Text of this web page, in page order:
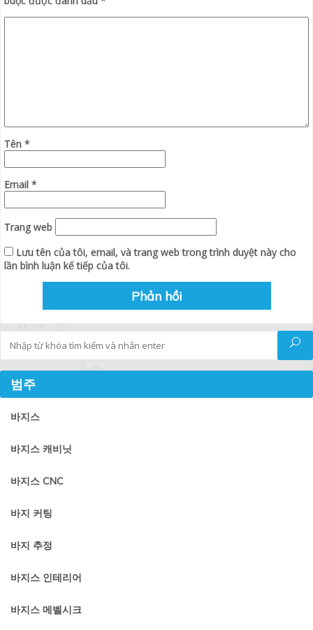
Tên *
Email *
Trang web
Lưu tên của tôi, email, và trang web trong trình duyệt này cho
lần bình luận kế tiếp của tôi.
범주
바지스
바지스 캐비닛
바지스 CNC
바지 커팅
바지 추정
바지스 인테리어
바지스 메벨시크